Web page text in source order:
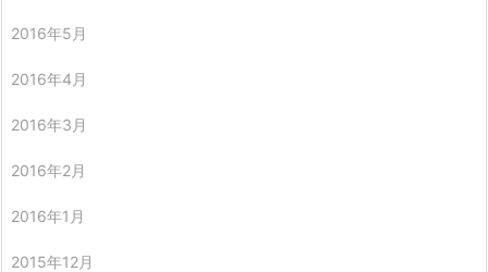
2016年5月
2016年4月
2016年3月
2016年2月
2016年1月
2015年12月